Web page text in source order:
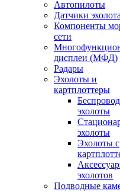
Автопилоты
Датчики эхолота
Компоненты
сети
дисплеи (МФД)
Радары
Эхолоты и
картплоттеры
эхолоты
эхолоты
Эхолоты с
эхолотов
Подводные